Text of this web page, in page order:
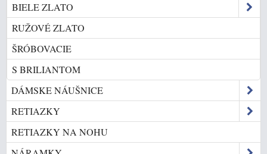
BIELE ZLATO
RUŽOVÉ ZLATO
ŠRÓBOVACIE
S BRILIANTOM
DÁMSKE NÁUŠNICE
RETIAZKY
RETIAZKY NA NOHU